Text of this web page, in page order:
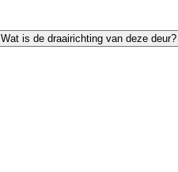
Wat is de draairichting van deze deur?